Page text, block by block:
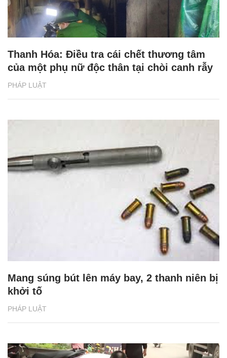
PHÁP LUẬT
Thanh Hóa: Điều tra cái chết thương tâm
của một phụ nữ độc thân tại chòi canh rẫy
PHÁP LUẬT
Mang súng bút lên máy bay, 2 thanh niên bị
khởi tố